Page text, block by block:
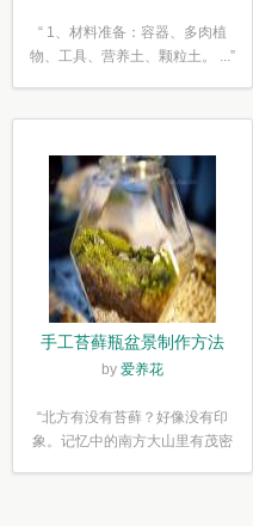
“ 1、材料准备：容器、多肉植
物、工具、营养土、颗粒土。 ...”
手工苔藓瓶盆景制作方法
by 爱养花
“北方有没有苔藓？好像没有印
象。记忆中的南方大山里有茂密